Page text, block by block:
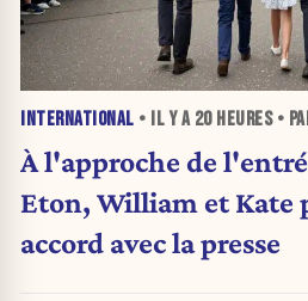
INTERNATIONAL • IL Y A 20 HEURES•
À l'approche de
Eton, William et Kate
accord avec la presse